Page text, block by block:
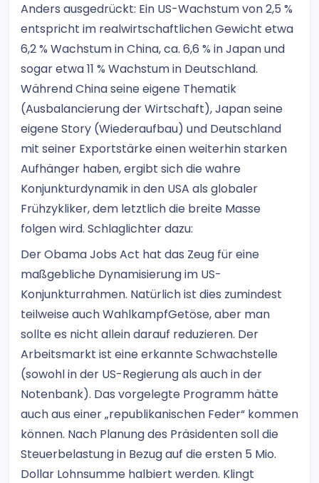
Anders ausgedrückt: Ein US-Wachstum von 2,5 %
entspricht im realwirtschaftlichen Gewicht etwa
6,2 % Wachstum in China, ca. 6,6 % in Japan und
sogar etwa 11 % Wachstum in Deutschland.
Während China seine eigene Thematik
(Ausbalancierung der Wirtschaft), Japan seine
eigene Story (Wiederaufbau) und Deutschland
mit seiner Exportstärke einen weiterhin starken
Aufhänger haben, ergibt sich die wahre
Konjunkturdynamik in den USA als globaler
Frühzykliker, dem letztlich die breite Masse
folgen wird. Schlaglichter dazu:
Der Obama Jobs Act hat das Zeug für eine
maßgebliche Dynamisierung im US-
Konjunkturrahmen. Natürlich ist dies zumindest
teilweise auch WahlkampfGetöse, aber man
sollte es nicht allein darauf reduzieren. Der
Arbeitsmarkt ist eine erkannte Schwachstelle
(sowohl in der US-Regierung als auch in der
Notenbank). Das vorgelegte Programm hätte
auch aus einer „republikanischen Feder“ kommen
können. Nach Planung des Präsidenten soll die
Steuerbelastung in Bezug auf die ersten 5 Mio.
Dollar Lohnsumme halbiert werden. Klingt